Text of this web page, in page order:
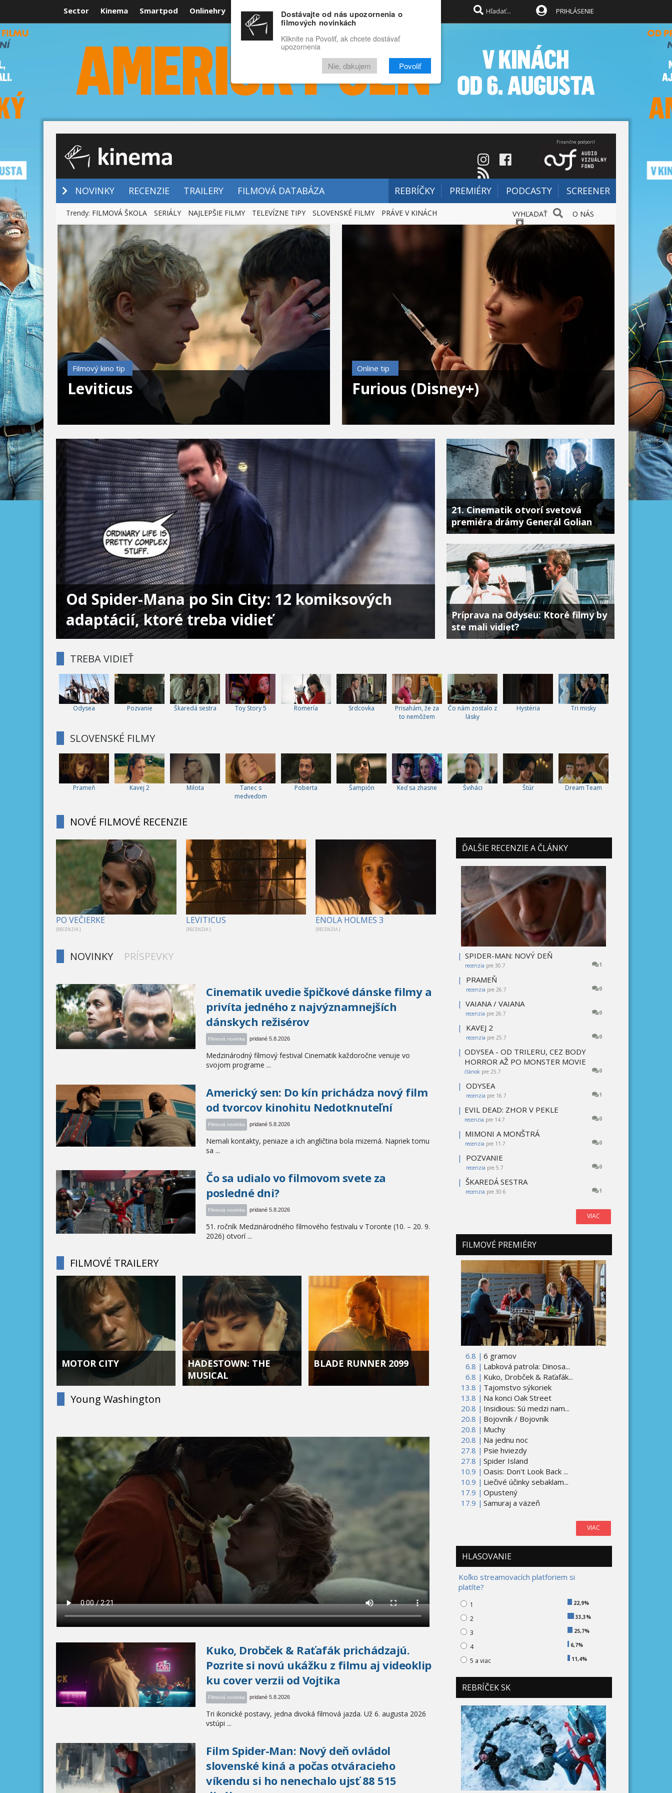
Sector Kinema Smartpod Onlinehry Rozprávky Funny Docu
RECENZIE VIDEÁ FILMY
PRIHLÁSENIE
Finančne podporil
NOVINKY RECENZIE TRAILERY FILMOVÁ DATABÁZA REBRÍČKY PREMIÉRY PODCASTY SCREENER
VYHĽADAŤ O NÁS
Trendy: FILMOVÁ ŠKOLA SERIÁLY NAJLEPŠIE FILMY TELEVÍZNE TIPY SLOVENSKÉ FILMY PRÁVE V KINÁCH
Filmový kino tip
Leviticus
Online tip
Furious (Disney+)
Od Spider-Mana po Sin City: 12 komiksových
adaptácií, ktoré treba vidieť
21. Cinematik otvorí svetová
premiéra drámy Generál Golian
...
Príprava na Odyseu: Ktoré filmy by
ste mali vidieť?
...
TREBA VIDIEŤ
Odysea Pozvanie Škaredá sestra Toy Story 5 Romería Srdcovka
Prisahám, že za
to nemôžem
Čo nám zostalo z
lásky
Hystéria Tri misky
SLOVENSKÉ FILMY
Prameň Kavej 2 Milota
Tanec s
medveďom
Poberta Šampión Keď sa zhasne Šviháci Štúr Dream Team
NOVÉ FILMOVÉ RECENZIE
PO VEČIERKE
[RECENZIA ]
LEVITICUS
[RECENZIA ]
ENOLA HOLMES 3
[RECENZIA ]
NOVINKY PRÍSPEVKY
Cinematik uvedie špičkové dánske filmy a
privíta jedného z najvýznamnejších
dánskych režisérov
Filmová novinka pridané 5.8.2026
Medzinárodný filmový festival Cinematik každoročne venuje vo
svojom programe ...
Americký sen: Do kín prichádza nový film
od tvorcov kinohitu Nedotknuteľní
Filmová novinka pridané 5.8.2026
Nemali kontakty, peniaze a ich angličtina bola mizerná. Napriek tomu
sa ...
Čo sa udialo vo filmovom svete za
posledné dni?
Filmová novinka pridané 5.8.2026
51. ročník Medzinárodného filmového festivalu v Toronte (10. – 20. 9.
2026) otvorí ...
FILMOVÉ TRAILERY
MOTOR CITY
HADESTOWN: THE
MUSICAL
BLADE RUNNER 2099
Young Washington
Kuko, Drobček & Raťafák prichádzajú.
Pozrite si novú ukážku z filmu aj videoklip
ku cover verzii od Vojtika
Filmová novinka pridané 5.8.2026
Tri ikonické postavy, jedna divoká filmová jazda. Už 6. augusta 2026
vstúpi ...
Film Spider-Man: Nový deň ovládol
slovenské kiná a počas otváracieho
víkendu si ho nenechalo ujsť 88 515
ĎALŠIE RECENZIE A ČLÁNKY
| SPIDER-MAN: NOVÝ DEŇ
1
recenzia pre 30.7
| PRAMEŇ
0
recenzia pre 26.7
| VAIANA / VAIANA
0
recenzia pre 26.7
| KAVEJ 2
0
recenzia pre 25.7
| ODYSEA - OD TRILERU, CEZ BODY
HORROR AŽ PO MONSTER MOVIE
0
článok pre 25.7
| ODYSEA
1
recenzia pre 16.7
| EVIL DEAD: ZHOR V PEKLE
0
recenzia pre 14.7
| MIMONI A MONŠTRÁ
0
recenzia pre 11.7
| POZVANIE
0
recenzia pre 5.7
| ŠKAREDÁ SESTRA
1
recenzia pre 30.6
VIAC
FILMOVÉ PREMIÉRY
6.8 | 6 gramov
6.8 | Labková patrola: Dinosa...
6.8 | Kuko, Drobček & Raťafák...
13.8 | Tajomstvo sýkoriek
13.8 | Na konci Oak Street
20.8 | Insidious: Sú medzi nam...
20.8 | Bojovník / Bojovník
20.8 | Muchy
20.8 | Na jednu noc
27.8 | Psie hviezdy
27.8 | Spider Island
10.9 | Oasis: Don't Look Back ...
10.9 | Liečivé účinky sebaklam...
17.9 | Opustený
17.9 | Samuraj a väzeň
VIAC
HLASOVANIE
Koľko streamovacích platforiem si
platíte?
1 22,9%
2 33,3%
3 25,7%
4 6,7%
5 a viac 11,4%
REBRÍČEK SK
Dostávajte od nás upozornenia o
filmových novinkách
Kliknite na Povoliť, ak chcete dostávať
upozornenia
Nie, ďakujem Povoliť